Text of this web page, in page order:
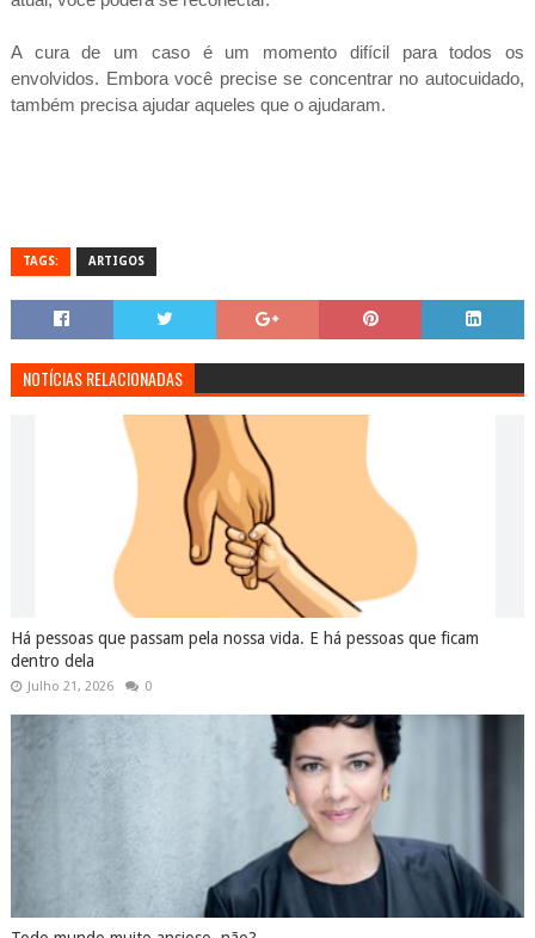
A cura de um caso é um momento difícil para todos os
envolvidos. Embora você precise se concentrar no autocuidado,
também precisa ajudar aqueles que o ajudaram.
TAGS: ARTIGOS
NOTÍCIAS RELACIONADAS
Há pessoas que passam pela nossa vida. E há pessoas que ficam
dentro dela
Julho 21, 2026 0